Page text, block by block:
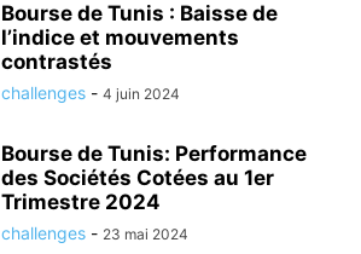
Bourse de Tunis : Baisse de
l’indice et mouvements
contrastés
challenges - 4 juin 2024
Bourse de Tunis: Performance
des Sociétés Cotées au 1er
Trimestre 2024
challenges - 23 mai 2024